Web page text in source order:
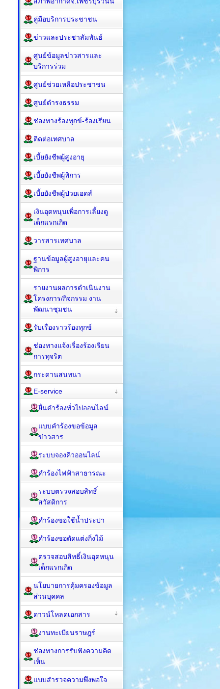
คู่มือบริการประชาชน
ข่าวและประชาสัมพันธ์
ศูนย์ข้อมูลข่าวสารและ
บริการร่วม
ศูนย์ช่วยเหลือประชาชน
ศูนย์ดำรงธรรม
ช่องทางร้องทุกข์-ร้องเรียน
ติดต่อเทศบาล
เบี้ยยังชีพผู้สูงอายุ
เบี้ยยังชีพผู้พิการ
เบี้ยยังชีพผู้ป่วยเอดส์
เงินอุดหนุนเพื่อการเลี้ยงดู
เด็กแรกเกิด
วารสารเทศบาล
ฐานข้อมูลผู้สูงอายุและคน
พิการ
รายงานผลการดำเนินงาน
โครงการ/กิจกรรม งาน
พัฒนาชุมชน
รับเรื่องราวร้องทุกข์
ช่องทางแจ้งเรื่องร้องเรียน
การทุจริต
กระดานสนทนา
E-service
ยื่นคำร้องทั่วไปออนไลน์
แบบคำร้องขอข้อมูล
ข่าวสาร
ระบบจองคิวออนไลน์
คำร้องไฟฟ้าสาธารณะ
ระบบตรวจสอบสิทธิ์
สวัสดิการ
คำร้องขอใช้น้ำประปา
คำร้องขอตัดแต่งกิ่งไม้
ตรวจสอบสิทธิ์เงินอุดหนุน
เด็กแรกเกิด
นโยบายการคุ้มครองข้อมูล
ส่วนบุคคล
ดาวน์โหลดเอกสาร
งานทะเบียนราษฎร์
ช่องทางการรับฟังความคิด
เห็น
แบบสำรวจความพึงพอใจ